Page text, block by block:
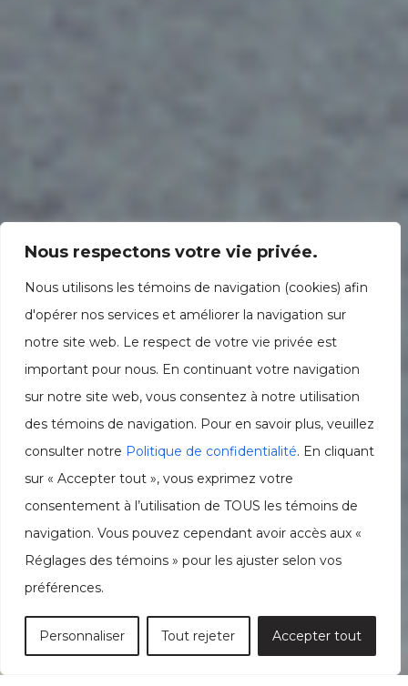
Nous respectons votre vie privée.
Nous utilisons les témoins de navigation (cookies) afin
d'opérer nos services et améliorer la navigation sur
notre site web. Le respect de votre vie privée est
important pour nous. En continuant votre navigation
sur notre site web, vous consentez à notre utilisation
des témoins de navigation. Pour en savoir plus, veuillez
consulter notre Politique de confidentialité. En cliquant
sur « Accepter tout », vous exprimez votre
consentement à l’utilisation de TOUS les témoins de
navigation. Vous pouvez cependant avoir accès aux «
Réglages des témoins » pour les ajuster selon vos
préférences.
Personnaliser Tout rejeter Accepter tout